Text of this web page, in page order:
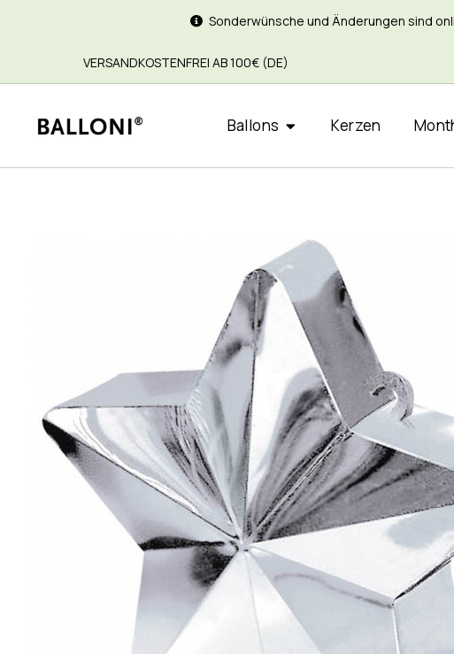
Sonderwünsche und Änderungen sind
VERSANDKOSTENFREI AB 100€ (DE)
Ballons Kerzen